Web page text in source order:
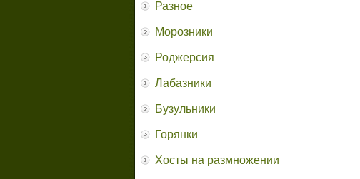
Разное
Морозники
Роджерсия
Лабазники
Бузульники
Горянки
Хосты на размножении